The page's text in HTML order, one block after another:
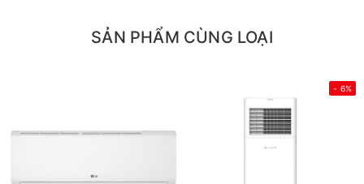
SẢN PHẨM CÙNG LOẠI
- 6%